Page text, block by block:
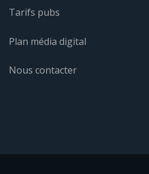
Tarifs pubs
Plan média digital
Nous contacter